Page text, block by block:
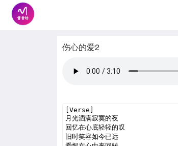
伤心的爱2